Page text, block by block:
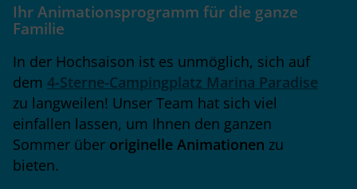
Ihr Animationsprogramm für die ganze
Familie
In der Hochsaison ist es unmöglich, sich auf
dem 4-Sterne-Campingplatz Marina Paradise
zu langweilen! Unser Team hat sich viel
einfallen lassen, um Ihnen den ganzen
Sommer über originelle Animationen zu
bieten.